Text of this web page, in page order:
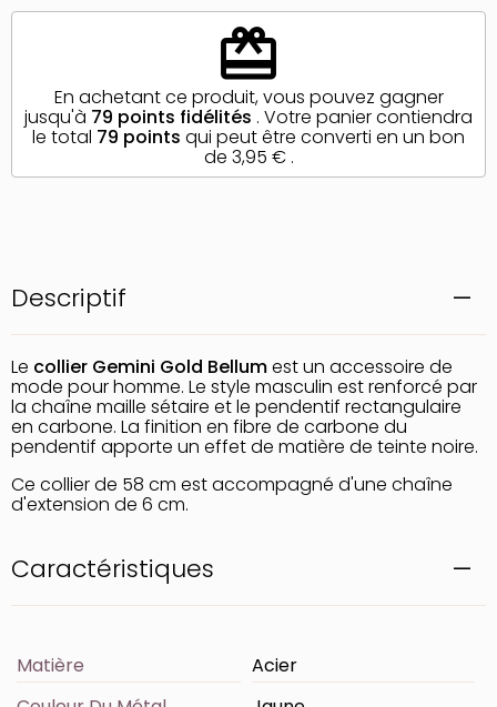
Descriptif
Le collier Gemini Gold Bellumest un accessoire de
mode pour homme. Le style masculin est renforcé par
la chaîne maille sétaire et le pendentif rectangulaire
en carbone. La finition en fibre de carbone du
pendentif apporte un effet de matière de teinte noire.
Ce collier de 58 cm est accompagné d'une chaîne
d'extension de 6 cm.
Caractéristiques
Matière
Acier
redeem
En achetant ce produit, vous pouvez gagner
jusqu'à 79 points fidélités . Votre panier contiendra
le total 79 points qui peut être converti en un bon
de 3,95 €.